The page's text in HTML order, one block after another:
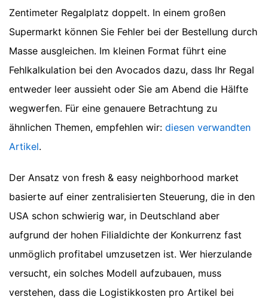
Zentimeter Regalplatz doppelt. In einem großen
Supermarkt können Sie Fehler bei der Bestellung durch
Masse ausgleichen. Im kleinen Format führt eine
Fehlkalkulation bei den Avocados dazu, dass Ihr Regal
entweder leer aussieht oder Sie am Abend die Hälfte
wegwerfen. Für eine genauere Betrachtung zu
ähnlichen Themen, empfehlen wir: diesen verwandten
Artikel.
Der Ansatz von fresh & easy neighborhood market
basierte auf einer zentralisierten Steuerung, die in den
USA schon schwierig war, in Deutschland aber
aufgrund der hohen Filialdichte der Konkurrenz fast
unmöglich profitabel umzusetzen ist. Wer hierzulande
versucht, ein solches Modell aufzubauen, muss
verstehen, dass die Logistikkosten pro Artikel bei